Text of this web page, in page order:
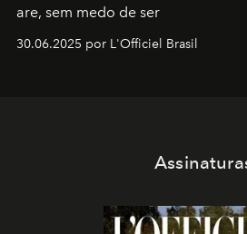
are, sem medo de ser
30.06.2025 por L'Officiel Brasil